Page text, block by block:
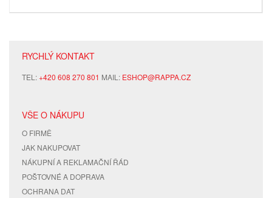
RYCHLÝ KONTAKT
TEL:+420 608 270 801 MAIL: ESHOP@RAPPA.CZ
VŠE O NÁKUPU
O FIRMĚ
JAK NAKUPOVAT
NÁKUPNÍ A REKLAMAČNÍ ŘÁD
POŠTOVNÉ A DOPRAVA
OCHRANA DAT